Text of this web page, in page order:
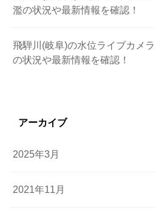
濫の状況や最新情報を確認！
飛騨川(岐阜)の水位ライブカメ
の状況や最新情報を確認！
アーカイブ
2025年3月
2021年11月